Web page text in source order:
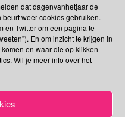
dat dagenvanhetjaar de
weer cookies gebruiken.
en Twitter om een pagina te
En om inzicht te krijgen in
en waar die op klikken
Wil je meer info over het